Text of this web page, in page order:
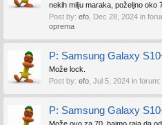
nekih milju maraka, poželjno oko
Post by: efo Dec 28, 2024 in
oprema
P: Samsung Galaxy
Može lock.
Post by: efo Jul 5, 2024 in forum:
P: Samsung Galaxy